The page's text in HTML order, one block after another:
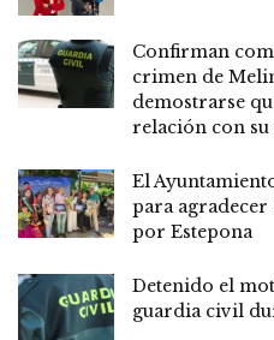
Confirman
crimen de
demostrarse
relación con su
El
para agradecer
por Estepona
Detenido el
guardia civil